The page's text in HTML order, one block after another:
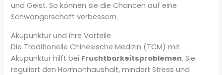
und Geist. So können sie die Chancen auf eine
Schwangerschaft verbessern.
Akupunktur und ihre Vorteile
Die Traditionelle Chinesische Medizin (TCM) mit
Akupunktur hilft bei Fruchtbarkeitsproblemen. Sie
reguliert den Hormonhaushalt, mindert Stress und